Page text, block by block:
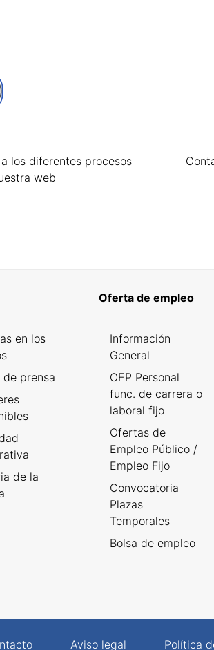
los diferentes procesos
web
en los
de prensa
de la
Oferta de empleo
Información
General
OEP Personal
func. de carrera o
laboral fijo
Ofertas de
Empleo Público /
Empleo Fijo
Convocatoria
Plazas
Temporales
Bolsa de empleo
Aviso legal Política